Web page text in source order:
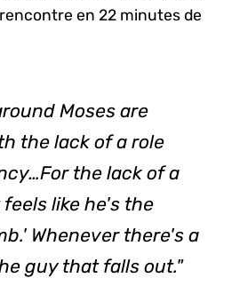
rencontre en 22 minutes de
Moses are
the lack of a role
the lack of a
like he's the
Whenever there's a
guy that falls out."